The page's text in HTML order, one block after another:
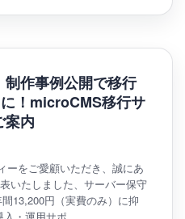
制作事例公開で移行
！microCMS移行サ
案内
ーをご愛顧いただき、誠にあ
いたしました、サーバー保守
13,200円（実費のみ）に抑